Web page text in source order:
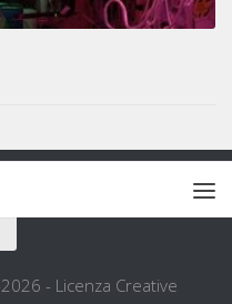
- Licenza Creative